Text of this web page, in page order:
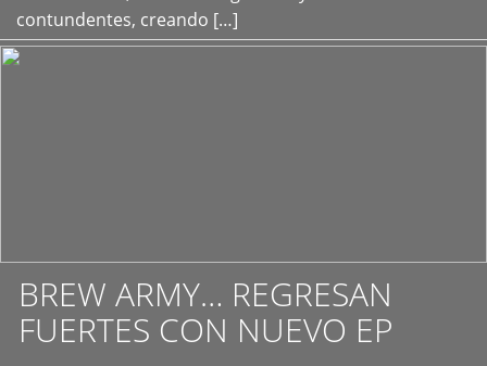
contundentes, creando […]
BREW ARMY… REGRESAN
FUERTES CON NUEVO EP